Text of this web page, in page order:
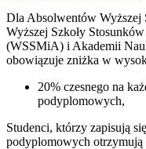
Dla Absolwentów Wyższej
Wyższej Szkoły
(WSSMiA) i Akademii
obowiązuje zniżka w
20% czesnego na
podyplomowych,
Studenci, którzy zapisują
podyplomowych